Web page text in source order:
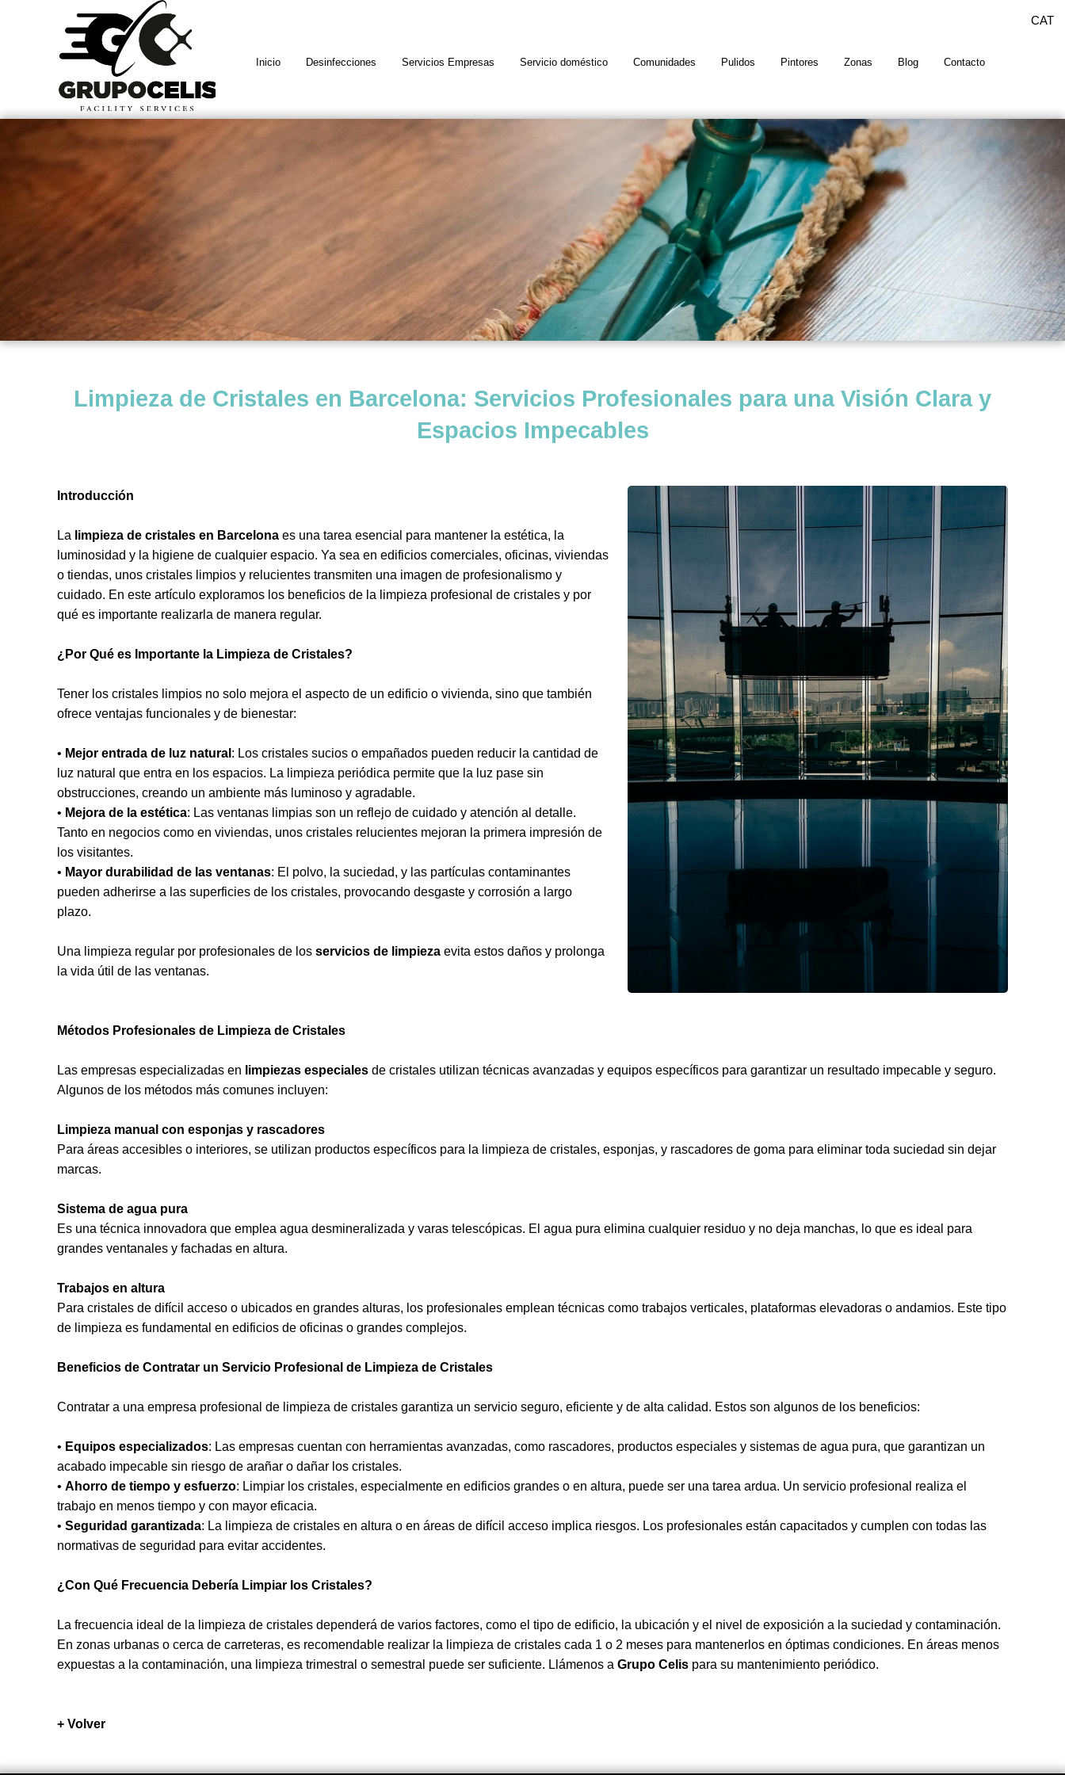
CAT
Inicio Desinfecciones Servicios Empresas Servicio doméstico Comunidades Pulidos Pintores Zonas Blog Contacto
Limpieza de Cristales en Barcelona: Servicios Profesionales para una Visión Clara y
Espacios Impecables
Introducción
La limpieza de cristales en Barcelona es una tarea esencial para mantener la estética, la
luminosidad y la higiene de cualquier espacio. Ya sea en edificios comerciales, oficinas, viviendas
o tiendas, unos cristales limpios y relucientes transmiten una imagen de profesionalismo y
cuidado. En este artículo exploramos los beneficios de la limpieza profesional de cristales y por
qué es importante realizarla de manera regular.
¿Por Qué es Importante la Limpieza de Cristales?
Tener los cristales limpios no solo mejora el aspecto de un edificio o vivienda, sino que también
ofrece ventajas funcionales y de bienestar:
• Mejor entrada de luz natural : Los cristales sucios o empañados pueden reducir la cantidad de
luz natural que entra en los espacios. La limpieza periódica permite que la luz pase sin
obstrucciones, creando un ambiente más luminoso y agradable.
• Mejora de la estética: Las ventanas limpias son un reflejo de cuidado y atención al detalle.
Tanto en negocios como en viviendas, unos cristales relucientes mejoran la primera impresión de
los visitantes.
• Mayor durabilidad de las ventanas: El polvo, la suciedad, y las partículas contaminantes
pueden adherirse a las superficies de los cristales, provocando desgaste y corrosión a largo
plazo.
Una limpieza regular por profesionales de los servicios de limpieza evita estos daños y prolonga
la vida útil de las ventanas.
Métodos Profesionales de Limpieza de Cristales
Las empresas especializadas en limpiezas especiales de cristales utilizan técnicas avanzadas y equipos específicos para garantizar un resultado impecable y seguro.
Algunos de los métodos más comunes incluyen:
Limpieza manual con esponjas y rascadores
Para áreas accesibles o interiores, se utilizan productos específicos para la limpieza de cristales, esponjas, y rascadores de goma para eliminar toda suciedad sin dejar
marcas.
Sistema de agua pura
Es una técnica innovadora que emplea agua desmineralizada y varas telescópicas. El agua pura elimina cualquier residuo y no deja manchas, lo que es ideal para
grandes ventanales y fachadas en altura.
Trabajos en altura
Para cristales de difícil acceso o ubicados en grandes alturas, los profesionales emplean técnicas como trabajos verticales, plataformas elevadoras o andamios. Este tipo
de limpieza es fundamental en edificios de oficinas o grandes complejos.
Beneficios de Contratar un Servicio Profesional de Limpieza de Cristales
Contratar a una empresa profesional de limpieza de cristales garantiza un servicio seguro, eficiente y de alta calidad. Estos son algunos de los beneficios:
• Equipos especializados: Las empresas cuentan con herramientas avanzadas, como rascadores, productos especiales y sistemas de agua pura, que garantizan un
acabado impecable sin riesgo de arañar o dañar los cristales.
• Ahorro de tiempo y esfuerzo: Limpiar los cristales, especialmente en edificios grandes o en altura, puede ser una tarea ardua. Un servicio profesional realiza el
trabajo en menos tiempo y con mayor eficacia.
• Seguridad garantizada: La limpieza de cristales en altura o en áreas de difícil acceso implica riesgos. Los profesionales están capacitados y cumplen con todas las
normativas de seguridad para evitar accidentes.
¿Con Qué Frecuencia Debería Limpiar los Cristales?
La frecuencia ideal de la limpieza de cristales dependerá de varios factores, como el tipo de edificio, la ubicación y el nivel de exposición a la suciedad y contaminación.
En zonas urbanas o cerca de carreteras, es recomendable realizar la limpieza de cristales cada 1 o 2 meses para mantenerlos en óptimas condiciones. En áreas menos
expuestas a la contaminación, una limpieza trimestral o semestral puede ser suficiente. Llámenos a Grupo Celis para su mantenimiento periódico.
+ Volver